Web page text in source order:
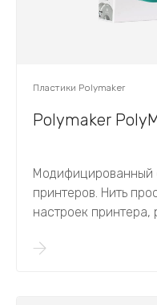
Пластики Polymaker
Polymaker
Модифицированный
принтеров. Нить
настроек принтера,